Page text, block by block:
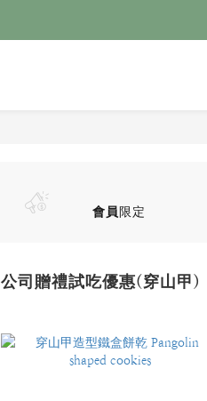
會員限定
公司贈禮試吃優惠(穿山甲)